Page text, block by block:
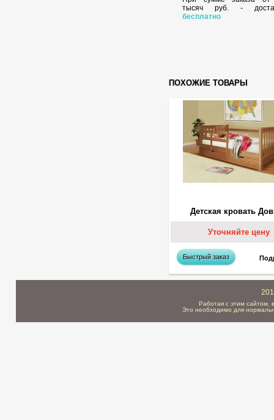
тысяч руб. -
бесплатно
ПОХОЖИЕ ТОВАРЫ
Уточняйте цену
Детская кровать
Быстрый заказ
Работая с этим сайтом,
Это необходимо для